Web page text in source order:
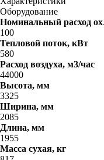
Оборудование
Номинальный расход
100
Тепловой поток, кВт
580
Расход воздуха, м3/час
44000
Высота, мм
3325
Ширина, мм
2085
Длина, мм
1955
Масса сухая, кг